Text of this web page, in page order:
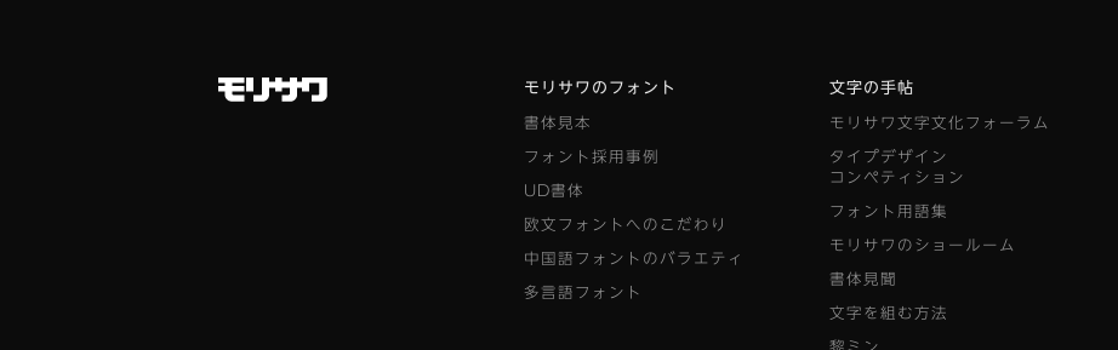
モリサワのフォント
書体見本
フォント採用事例
UD書体
欧文フォントへのこだわり
中国語フォントのバラエティ
多言語フォント
文字の手帖
モリサワ文字文化フォーラム
タイプデザイン
コンペティション
フォント用語集
モリサワのショールーム
書体見聞
文字を組む方法